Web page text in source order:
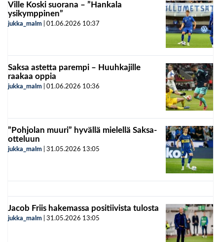
Ville Koski suorana – ”Hankala
ysikymppinen”
jukka_malm 01.06.2026 10:37
Saksa astetta parempi – Huuhkajille
raakaa oppia
jukka_malm 01.06.2026 10:36
”Pohjolan muuri” hyvällä mielellä Saksa-
otteluun
jukka_malm 31.05.2026 13:05
Jacob Friis hakemassa positiivista tulosta
jukka_malm 31.05.2026 13:05